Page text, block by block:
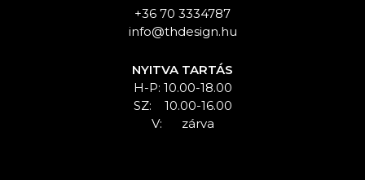
+36 70 3334787
info@thdesign.hu
NYITVA TARTÁS
H-P: 10.00-18.00
SZ: 10.00-16.00
V: zárva